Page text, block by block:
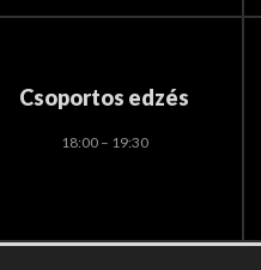
Csoportos edzés
18:00 – 19:30